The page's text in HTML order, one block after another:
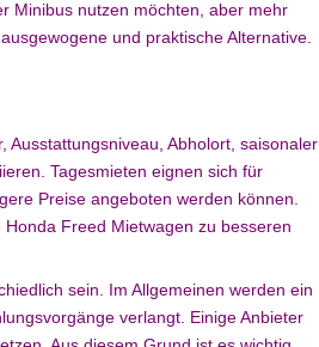
Minibus nutzen möchten, aber mehr
und praktische Alternative.
Ausstattungsniveau, Abholort, saisonaler
Tagesmieten eignen sich für
Preise angeboten werden können.
Freed Mietwagen zu besseren
sein. Im Allgemeinen werden ein
verlangt. Einige Anbieter